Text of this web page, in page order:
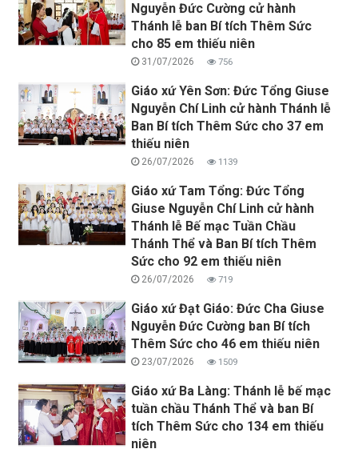
Nguyễn Đức Cường cử hành
Thánh lễ ban Bí tích Thêm Sức
cho 85 em thiếu niên
31/07/2026 756
Giáo xứ Yên Sơn: Đức Tổng Giuse
Nguyễn Chí Linh cử hành Thánh lễ
Ban Bí tích Thêm Sức cho 37 em
thiếu niên
26/07/2026 1139
Giáo xứ Tam Tổng: Đức Tổng
Giuse Nguyễn Chí Linh cử hành
Thánh lễ Bế mạc Tuần Chầu
Thánh Thể và Ban Bí tích Thêm
Sức cho 92 em thiếu niên
26/07/2026 719
Giáo xứ Đạt Giáo: Đức Cha Giuse
Nguyễn Đức Cường ban Bí tích
Thêm Sức cho 46 em thiếu niên
23/07/2026 1509
Giáo xứ Ba Làng: Thánh lễ bế mạc
tuần chầu Thánh Thể và ban Bí
tích Thêm Sức cho 134 em thiếu
niên